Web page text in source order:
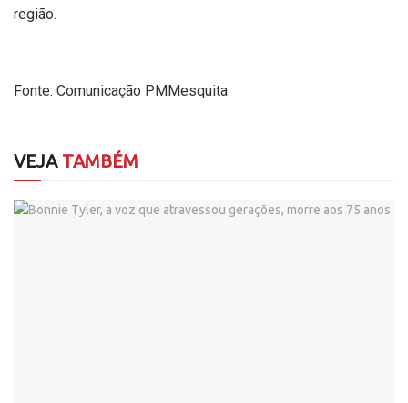
região.
Fonte: Comunicação PMMesquita
VEJATAMBÉM